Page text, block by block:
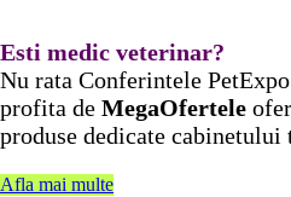
Esti medic veterinar?
Nu rata Conferintele
profita de MegaOfertele
produse dedicate cabinetului
Afla mai multe